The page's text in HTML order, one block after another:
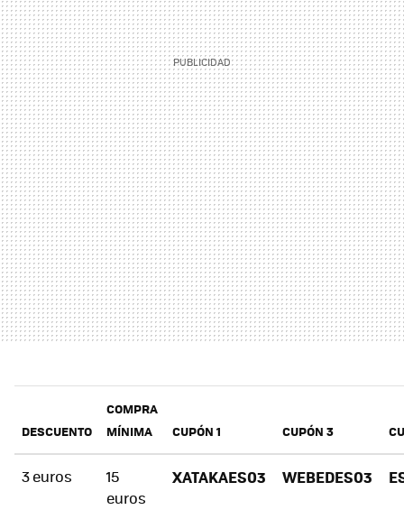
DESCUENTO
COMPRA
MÍNIMA
CUPÓN 1 CUPÓN 3
3 euros
15
euros
XATAKAES03 WEBEDES03